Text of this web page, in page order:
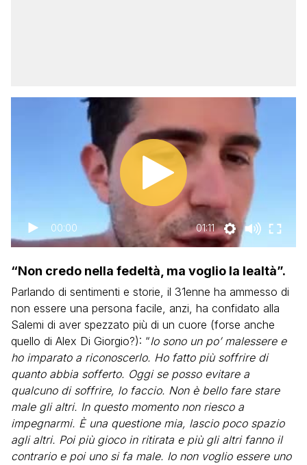
00:00 01:11
“Non credo nella fedeltà, ma voglio la lealtà”.
Parlando di sentimenti e storie, il 31enne ha ammesso di
non essere una persona facile, anzi, ha confidato alla
Salemi di aver spezzato più di un cuore (forse anche
quello di Alex Di Giorgio?): “Io sono un po’ malessere e
ho imparato a riconoscerlo. Ho fatto più soffrire di
quanto abbia sofferto. Oggi se posso evitare a
qualcuno di soffrire, lo faccio. Non è bello fare stare
male gli altri. In questo momento non riesco a
impegnarmi. È una questione mia, lascio poco spazio
agli altri. Poi più gioco in ritirata e più gli altri fanno il
contrario e poi uno si fa male. Io non voglio essere uno